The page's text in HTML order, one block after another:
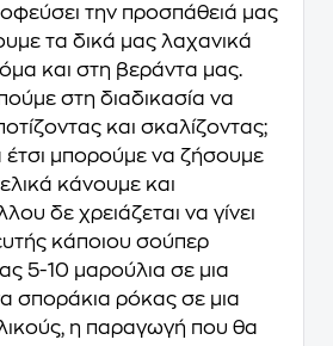
την προσπάθειά μας
τα δικά μας λαχανικά
και στη βεράντα μας.
στη διαδικασία να
και σκαλίζοντας;
έτσι μπορούμε να ζήσουμε
κάνουμε και
δε χρειάζεται να γίνει
κάποιου σούπερ
5-10 μαρούλια σε μια
σποράκια ρόκας σε μια
η παραγωγή που θα